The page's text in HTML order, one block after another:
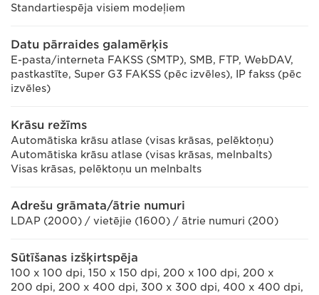
Standartiespēja visiem modeļiem
Datu pārraides galamērķis
E-pasta/interneta FAKSS (SMTP), SMB, FTP, WebDAV,
pastkastīte, Super G3 FAKSS (pēc izvēles), IP fakss (pēc
izvēles)
Krāsu režīms
Automātiska krāsu atlase (visas krāsas, pelēktoņu)
Automātiska krāsu atlase (visas krāsas, melnbalts)
Visas krāsas, pelēktoņu un melnbalts
Adrešu grāmata/ātrie numuri
LDAP (2000) / vietējie (1600) / ātrie numuri (200)
Sūtīšanas izšķirtspēja
100 x 100 dpi, 150 x 150 dpi, 200 x 100 dpi, 200 x
200 dpi, 200 x 400 dpi, 300 x 300 dpi, 400 x 400 dpi,